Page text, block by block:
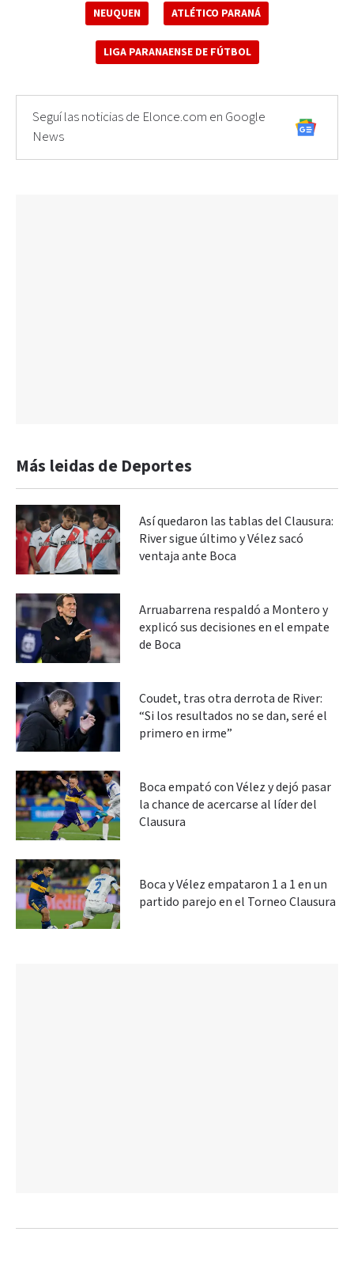
NEUQUEN ATLÉTICO PARANÁ
LIGA PARANAENSE DE FÚTBOL
Seguí las noticias de Elonce.com en Google
News
Más leidas de Deportes
Así quedaron las tablas del Clausura:
River sigue último y Vélez sacó
ventaja ante Boca
Arruabarrena respaldó a Montero y
explicó sus decisiones en el empate
de Boca
Coudet, tras otra derrota de River:
“Si los resultados no se dan, seré el
primero en irme”
Boca empató con Vélez y dejó pasar
la chance de acercarse al líder del
Clausura
Boca y Vélez empataron 1 a 1 en un
partido parejo en el Torneo Clausura